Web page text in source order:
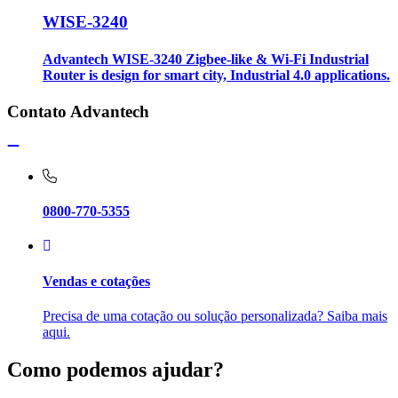
WISE-3240
Advantech WISE-3240 Zigbee-like & Wi-Fi Industrial
Router is design for smart city, Industrial 4.0 applications.
Contato Advantech
0800-770-5355
Vendas e cotações
Precisa de uma cotação ou solução personalizada? Saiba mais
aqui.
Como podemos ajudar?